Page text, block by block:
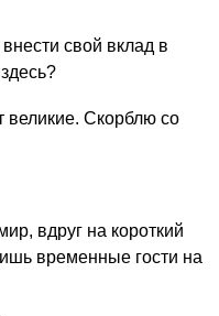
свой вклад в
великие. Скорблю со
вдруг на короткий
временные гости на